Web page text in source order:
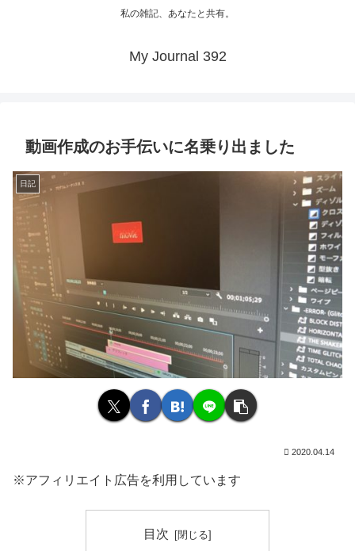
私の雑記、あなたと共有。
My Journal 392
動画作成のお手伝いに名乗り出ました
日記
2020.04.14
※アフィリエイト広告を利用しています
目次